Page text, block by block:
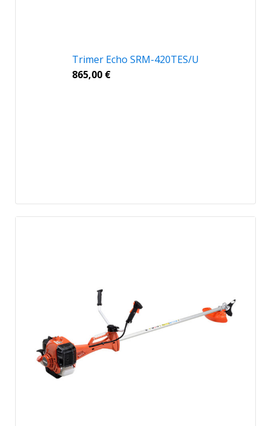
Trimer Echo SRM-420TES/U
865,00 €